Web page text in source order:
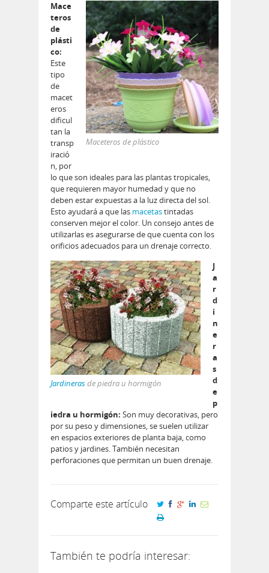
Maceteros de plástico
Mace
teros
de
plásti
co:
Este
tipo
de
macet
eros
dificul
tan la
transp
iració
n, por
lo que son ideales para las plantas tropicales,
que requieren mayor humedad y que no
deben estar expuestas a la luz directa del sol.
Esto ayudará a que las macetastintadas
conserven mejor el color. Un consejo antes de
utilizarlas es asegurarse de que cuenta con los
orificios adecuados para un drenaje correcto.
Jardinerasde piedra u hormigón
J
a
r
d
i
n
e
r
a
s
d
e
p
iedra u hormigón: Son muy decorativas, pero
por su peso y dimensiones, se suelen utilizar
en espacios exteriores de planta baja, como
patios y jardines. También necesitan
perforaciones que permitan un buen drenaje.
Comparte este artículo
También te podría interesar: